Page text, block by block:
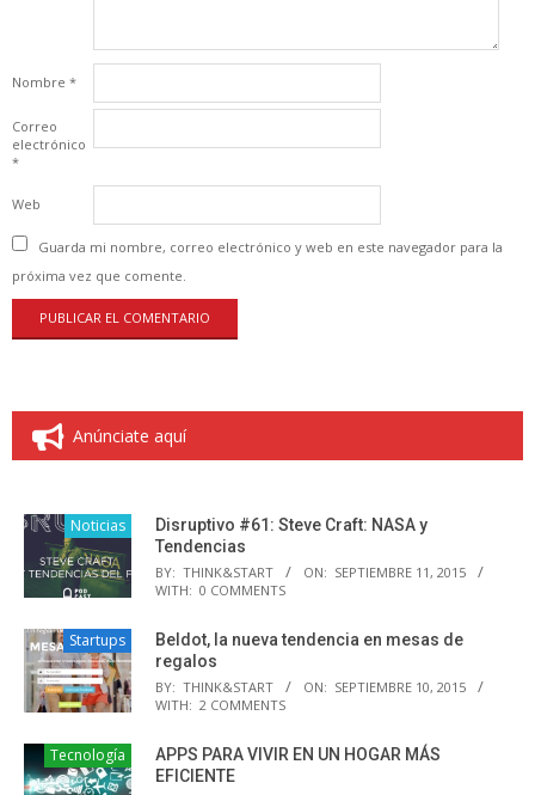
Nombre *
Correo
electrónico
*
Web
Guarda mi nombre, correo electrónico y web en este navegador para la
próxima vez que comente.
Anúnciate aquí
Noticias
Disruptivo #61: Steve Craft: NASA y
Tendencias
BY: THINK&START ON: SEPTIEMBRE 11, 2015
WITH: 0 COMMENTS
Startups
Beldot, la nueva tendencia en mesas de
regalos
BY: THINK&START ON: SEPTIEMBRE 10, 2015
WITH: 2 COMMENTS
Tecnología
APPS PARA VIVIR EN UN HOGAR MÁS
EFICIENTE